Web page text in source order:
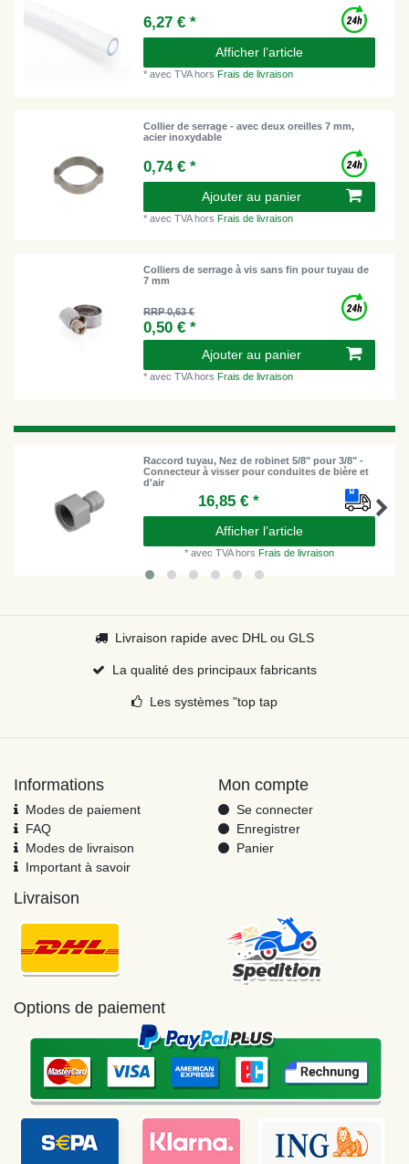
6,27 € *
Afficher l’article
*avec TVAhorsFrais de livraison
Collier de serrage - avec deux oreilles 7 mm,
acier inoxydable
0,74 € *
Ajouter au panier
*avec TVAhorsFrais de livraison
Colliers de serrage à vis sans fin pour tuyau de
7 mm
RRP 0,63 €
0,50 € *
Ajouter au panier
*avec TVAhors Frais de livraison
Raccord tuyau, Nez de robinet 5/8" pour 3/8" -
Connecteur à visser pour conduites de bière et
d'air
16,85 € *
Afficher l’article
* avec TVAhors Frais de livraison
Livraison rapide avec DHL ou GLS
La qualité des principaux fabricants
Les systèmes "top tap
Informations
Modes de paiement
FAQ
Modes de livraison
Important à savoir
Mon compte
Se connecter
Enregistrer
Panier
Livraison
Options de paiement